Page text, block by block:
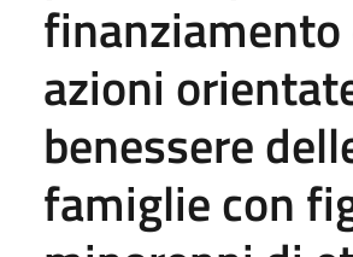
finanziamento
azioni
benessere
famiglie con